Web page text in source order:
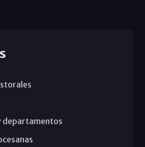
departamentos